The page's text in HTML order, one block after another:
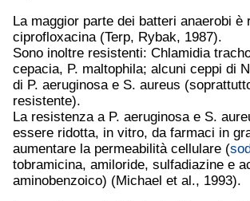
La maggior parte dei batteri anaerobi è
ciprofloxacina (Terp, Rybak, 1987).
Sono inoltre resistenti: Chlamidia
cepacia, P. maltophila; alcuni ceppi di
di P. aeruginosa e S. aureus
resistente).
La resistenza a P. aeruginosa e S.
essere ridotta, in vitro, da farmaci in
aumentare la permeabilità cellulare (
tobramicina, amiloride, sulfadiazine e
aminobenzoico) (Michael et al., 1993).